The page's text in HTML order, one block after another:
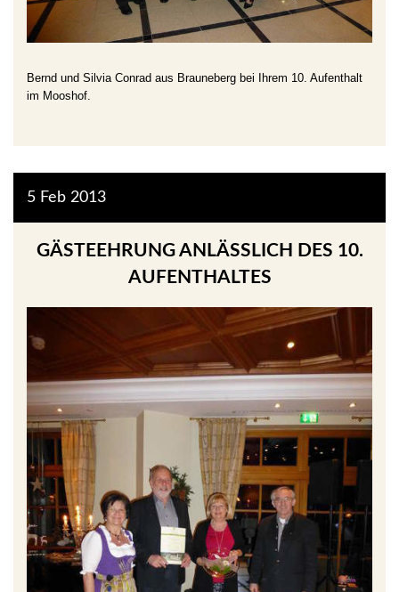
Bernd und Silvia Conrad aus Brauneberg bei Ihrem 10. Aufenthalt
im Mooshof.
2013
5 Feb
GÄSTEEHRUNG ANLÄSSLICH DES 10. A
UFENTHALTES